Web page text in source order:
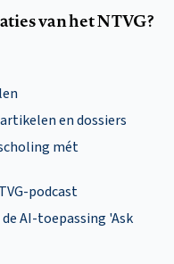
van het NTVG?
en dossiers
mét
podcast
AI-toepassing 'Ask